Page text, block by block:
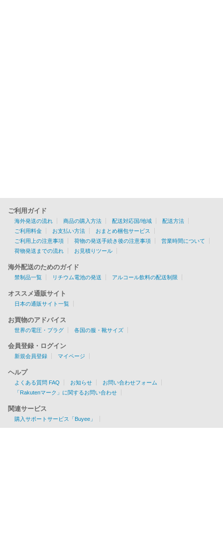
ご利用ガイド
海外発送の流れ 商品の購入方法 配送対応国/地域
配送方法
ご利用料金
お支払い方法
おまとめ梱包サービス
ご利用上の注意事項
荷物の発送手続き後の注意事項
営業時間について
荷物発送までの流れ
お見積りツール
海外配送のためのガイド
禁制品一覧 リチウム電池の発送 アルコール飲料の配送制限
オススメ通販サイト
日本の通販サイト一覧
お買物のアドバイス
世界の電圧・プラグ 各国の服・靴サイズ
会員登録・ログイン
新規会員登録 マイページ
ヘルプ
よくある質問 FAQ お知らせ
お問い合わせフォーム
「Rakutenマーク」に関するお問い合わせ
関連サービス
購入サポートサービス「Buyee」